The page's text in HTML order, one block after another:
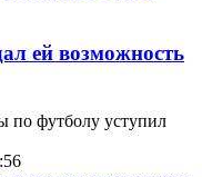
ей возможность
по футболу уступил